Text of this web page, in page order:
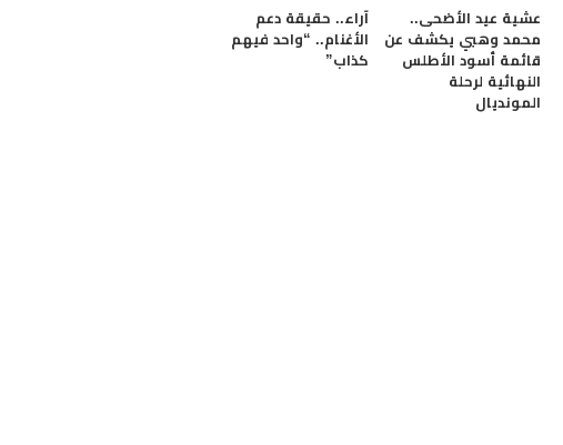
عشية عيد الأضحى..
محمد وهبي يكشف عن
قائمة أسود الأطلس
النهائية لرحلة
المونديال
آراء.. حقيقة دعم
الأغنام.. “واحد فيهم
كذاب”